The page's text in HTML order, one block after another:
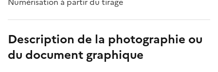
Description de la photographie ou
du document graphique